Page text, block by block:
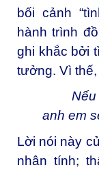
bối cảnh
hành trình
ghi khắc bởi
tưởng. Vì
Nếu
anh em
Lời nói này
nhân tính;